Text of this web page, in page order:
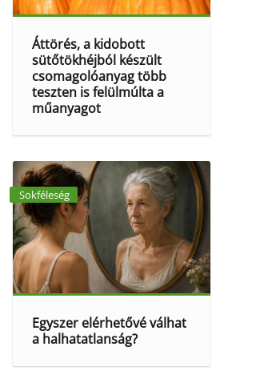
Áttörés, a kidobott
sütőtökhéjból készült
csomagolóanyag több
teszten is felülmúlta a
műanyagot
Sokféleség
Egyszer elérhetővé válhat
a halhatatlanság?